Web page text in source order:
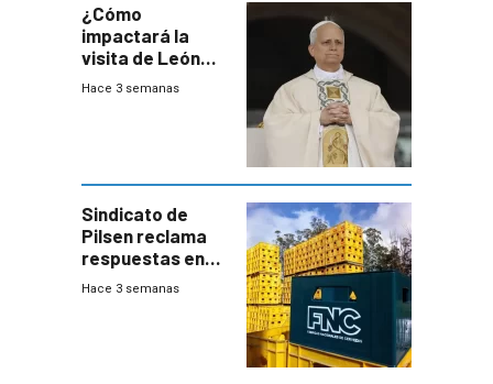
¿Cómo
impactará la
visita de León
XIV a Uruguay?
Hace 3 semanas
Sindicato de
Pilsen reclama
respuestas en
medio de
Hace 3 semanas